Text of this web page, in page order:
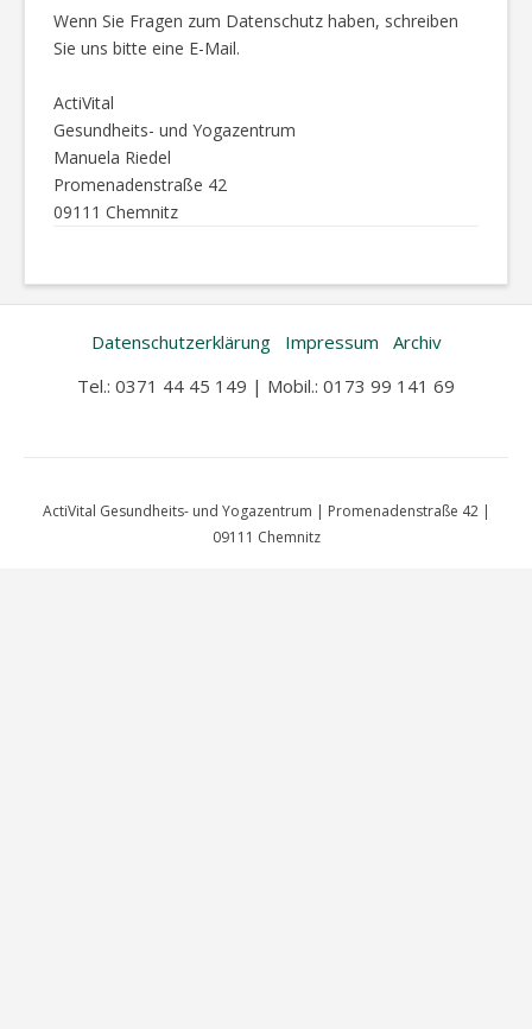
Wenn Sie Fragen zum Datenschutz haben, schreiben
Sie uns bitte eine E-Mail.
ActiVital
Gesundheits- und Yogazentrum
Manuela Riedel
Promenadenstraße 42
09111 Chemnitz
Datenschutzerklärung Impressum
Archiv
Tel.: 0371 44 45 149 | Mobil.: 0173 99 141 69
ActiVital Gesundheits- und Yogazentrum | Promenadenstraße 42 |
09111 Chemnitz